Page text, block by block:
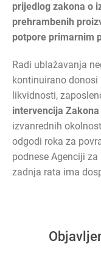
prijedlog zakona o
prehrambenih
potpore primarnim
Radi ublažavanja
kontinuirano
likvidnosti,
intervencija
izvanrednih
odgodi roka za
podnese Agenciji
zadnja rata ima